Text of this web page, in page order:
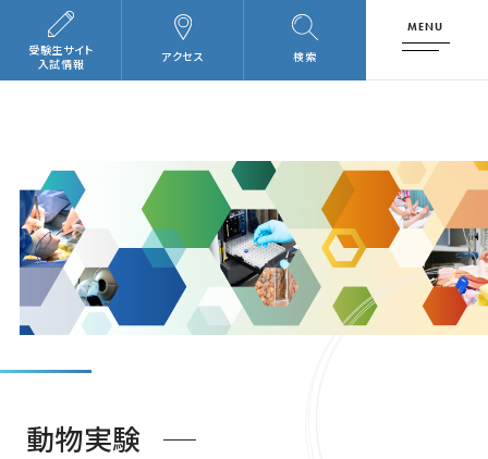
検索
アクセス
受験生サイト
入試情報
MENU
動物実験